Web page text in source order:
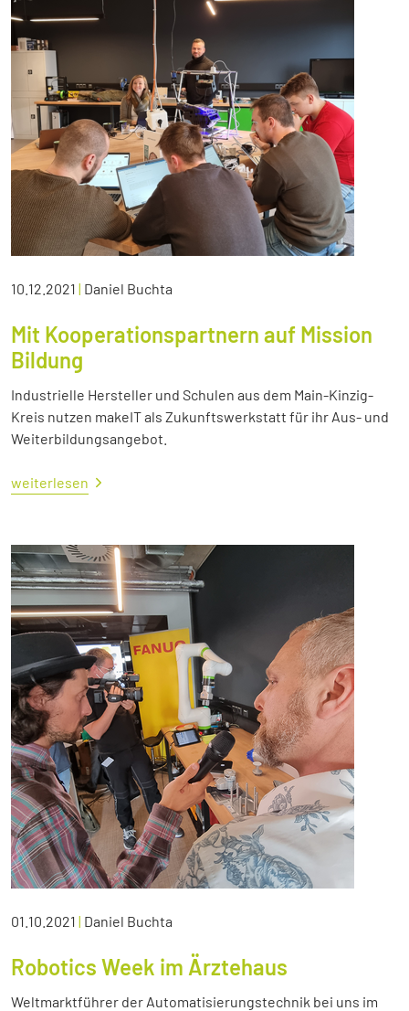
10.12.2021 | Daniel Buchta
Mit Kooperationspartnern auf Mission
Bildung
Industrielle Hersteller und Schulen aus dem Main-Kinzig-
Kreis nutzen makeIT als Zukunftswerkstatt für ihr Aus- und
Weiterbildungsangebot.
weiterlesen
01.10.2021 | Daniel Buchta
Robotics Week im Ärztehaus
Weltmarktführer der Automatisierungstechnik bei uns im